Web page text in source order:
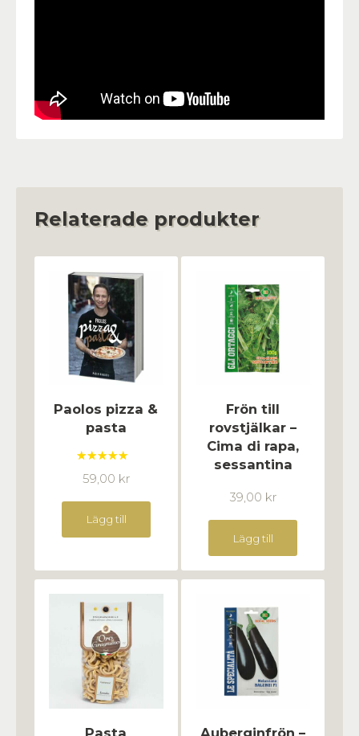
Relaterade produkter
Paolos pizza &
pasta
Betygsatt
5.00av 5
59,00 kr
Lägg till
Frön till
rovstjälkar –
Cima di rapa,
sessantina
39,00 kr
Lägg till
Pasta Auberginfrön –